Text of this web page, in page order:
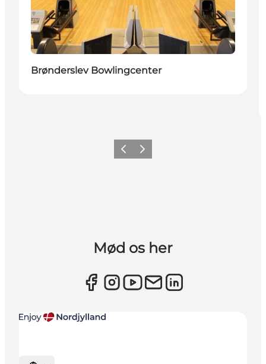
Brønderslev Bowlingcenter
ForrigeNæste
Mød os her